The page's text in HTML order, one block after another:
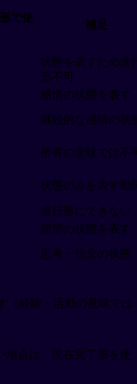
で使
補足
状態を表すため進
形不可
感情の状態を表す
継続的な感情の状
所有の意味では不
状態のみを表す動
進行形にできない
願望の状態を表す
思考・信念の状態
（経験・活動の意味では
場合は、現在完了形を使